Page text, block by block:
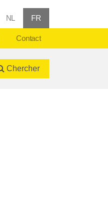
NL FR
Contact
Chercher